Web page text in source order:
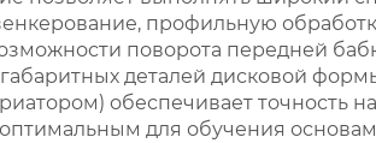
профильную
поворота передней
деталей дисковой
обеспечивает точность
для обучения основам